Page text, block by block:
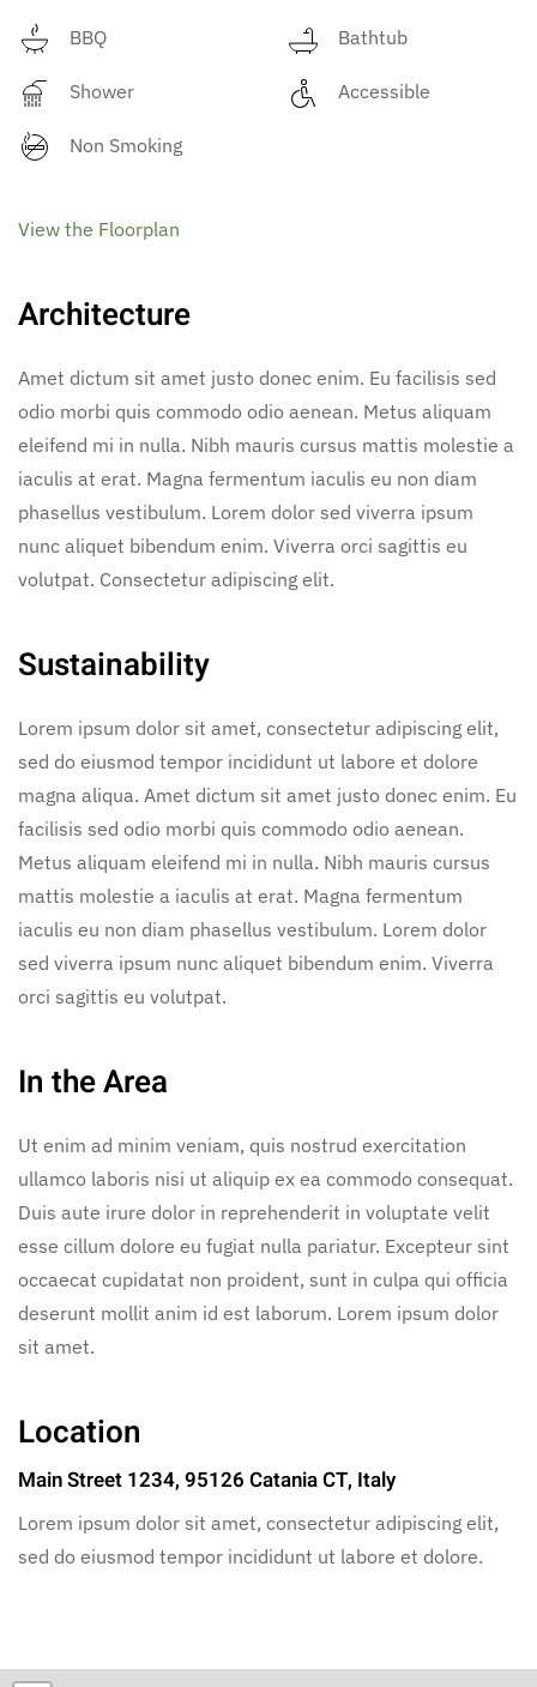
BBQ Bathtub
Shower Accessible
Non Smoking
View the Floorplan
Architecture
Amet dictum sit amet justo donec enim. Eu facilisis sed
odio morbi quis commodo odio aenean. Metus aliquam
eleifend mi in nulla. Nibh mauris cursus mattis molestie a
iaculis at erat. Magna fermentum iaculis eu non diam
phasellus vestibulum. Lorem dolor sed viverra ipsum
nunc aliquet bibendum enim. Viverra orci sagittis eu
volutpat. Consectetur adipiscing elit.
Sustainability
Lorem ipsum dolor sit amet, consectetur adipiscing elit,
sed do eiusmod tempor incididunt ut labore et dolore
magna aliqua. Amet dictum sit amet justo donec enim. Eu
facilisis sed odio morbi quis commodo odio aenean.
Metus aliquam eleifend mi in nulla. Nibh mauris cursus
mattis molestie a iaculis at erat. Magna fermentum
iaculis eu non diam phasellus vestibulum. Lorem dolor
sed viverra ipsum nunc aliquet bibendum enim. Viverra
orci sagittis eu volutpat.
In the Area
Ut enim ad minim veniam, quis nostrud exercitation
ullamco laboris nisi ut aliquip ex ea commodo consequat.
Duis aute irure dolor in reprehenderit in voluptate velit
esse cillum dolore eu fugiat nulla pariatur. Excepteur sint
occaecat cupidatat non proident, sunt in culpa qui officia
deserunt mollit anim id est laborum. Lorem ipsum dolor
sit amet.
Location
Main Street 1234, 95126 Catania CT, Italy
Lorem ipsum dolor sit amet, consectetur adipiscing elit,
sed do eiusmod tempor incididunt ut labore et dolore.